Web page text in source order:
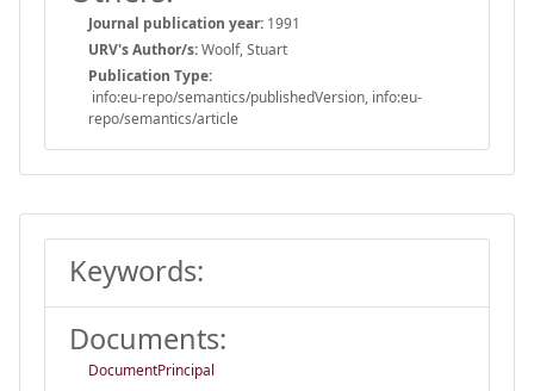
Journal publication year: 1991
URV's Author/s:Woolf, Stuart
Publication Type:
info:eu-repo/semantics/publishedVersion, info:eu-
repo/semantics/article
Keywords:
Documents:
DocumentPrincipal